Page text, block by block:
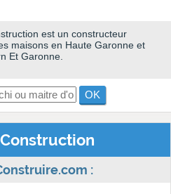
est un constructeur
maisons en Haute Garonne et
Et Garonne.
OK
: